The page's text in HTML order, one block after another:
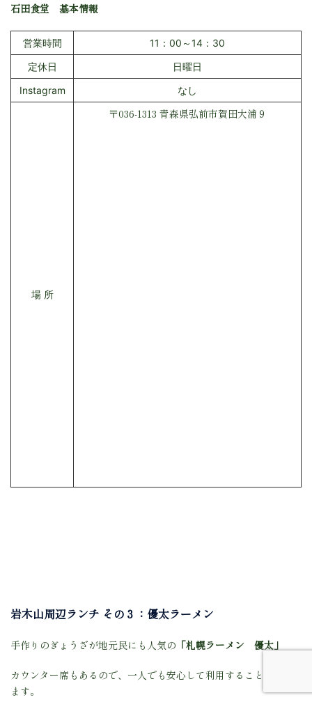
石田食堂 基本情報
営業時間
11：00～14：30
定休日
日曜日
Instagram
なし
場 所
〒036-1313 青森県弘前市賀田大浦９
岩木山周辺ランチ その３：優太ラーメン
手作りのぎょうざが地元民にも人気の 「札幌ラーメン 優太」
カウンター席もあるので、一人でも安心して利用することができ
ます。